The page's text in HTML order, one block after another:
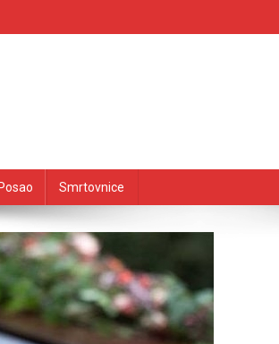
Posao Smrtovnice